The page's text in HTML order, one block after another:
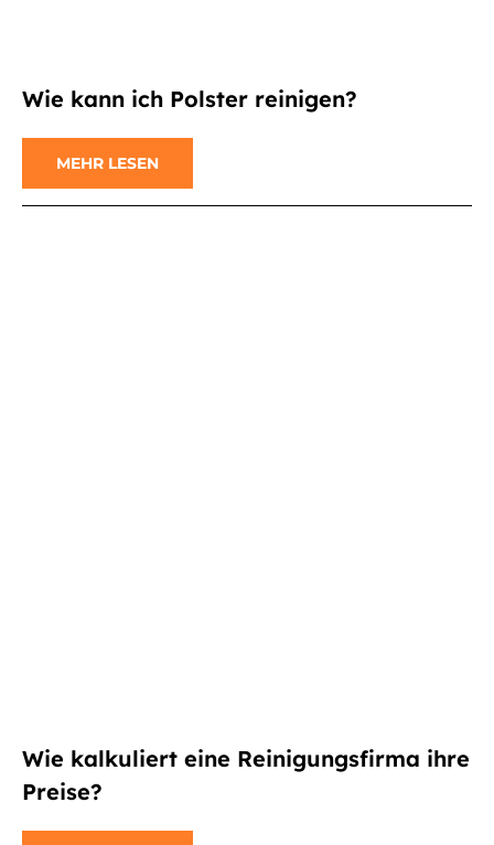
Wie kann ich Polster reinigen?
MEHR LESEN
Wie kalkuliert eine Reinigungsfirma ihre
Preise?